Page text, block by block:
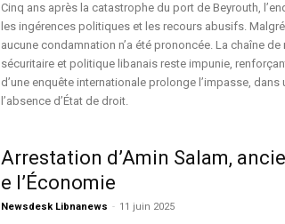
Cinq ans après la catastrophe du port de Beyrouth,
les ingérences politiques et les recours abusifs.
aucune condamnation n’a été prononcée. La chaîne
sécuritaire et politique libanais reste impunie,
d’une enquête internationale prolonge l’impasse,
l’absence d’État de droit.
Arrestation d’Amin Salam,
e l’Économie
Newsdesk Libnanews - 11 juin 2025